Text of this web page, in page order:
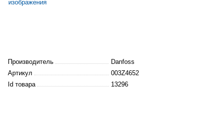
Производитель
Danfoss
Артикул
003Z4652
Id товара
13296